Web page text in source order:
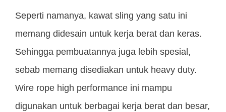
Seperti namanya, kawat sling yang satu ini
memang didesain untuk kerja berat dan keras.
Sehingga pembuatannya juga lebih spesial,
sebab memang disediakan untuk heavy duty.
Wire rope high performance ini mampu
digunakan untuk berbagai kerja berat dan besar,